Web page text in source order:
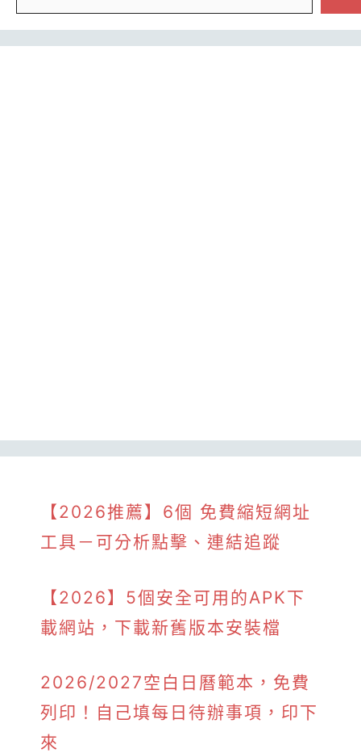
【2026推薦】6個 免費縮短網址
工具－可分析點擊、連結追蹤
【2026】5個安全可用的APK下
載網站，下載新舊版本安裝檔
2026/2027空白日曆範本，免費
列印！自己填每日待辦事項，印下
來